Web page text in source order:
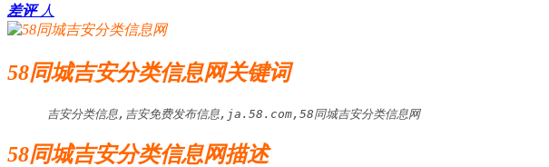
差评 人
58同城吉安分类信息网关键词
吉安分类信息,吉安免费发布信息,ja.58.com,58同城吉安分类信息网
58同城吉安分类信息网描述